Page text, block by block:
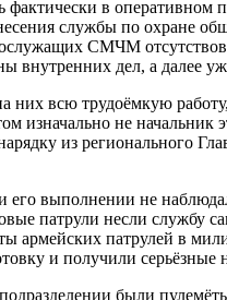
в
службы по охране
СМЧМ
внутренних дел, а далее
них всю трудоёмкую
изначально не начальник
из регионального
выполнении не
патрули несли службу
армейских патрулей в
и получили серьёзные
были